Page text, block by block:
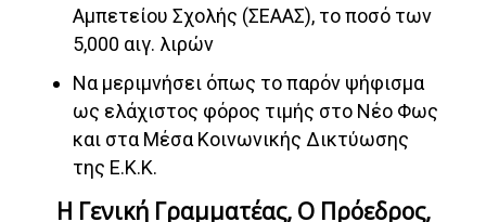
Αμπετείου Σχολής (ΣΕΑΑΣ), το ποσό των
5,000 αιγ. λιρών
Να μεριμνήσει όπως το παρόν ψήφισμα
ως ελάχιστος φόρος τιμής στο Νέο Φως
και στα Μέσα Κοινωνικής Δικτύωσης
της Ε.Κ.Κ.
Η Γενική Γραμματέας, Ο Πρόεδρος,